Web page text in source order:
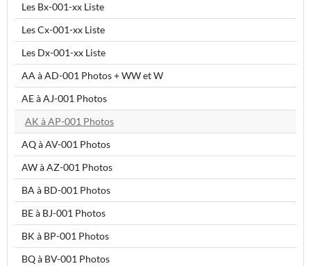
Les Bx-001-xx Liste
Les Cx-001-xx Liste
Les Dx-001-xx Liste
AA à AD-001 Photos + WW et W
AE à AJ-001 Photos
AK à AP-001 Photos
AQ à AV-001 Photos
AW à AZ-001 Photos
BA à BD-001 Photos
BE à BJ-001 Photos
BK à BP-001 Photos
BQ à BV-001 Photos